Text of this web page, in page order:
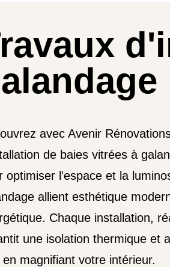
avec Avenir
de baies vitrées à
optimiser l'espace et la
allient esthétique
Chaque installation,
une isolation thermique et
magnifiant votre intérieur.